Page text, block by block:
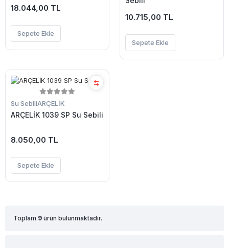
18.044,00 TL
Sepete Ekle
10.715,00 TL
Sepete Ekle
Su SebiliARÇELİK
ARÇELİK 1039 SP Su Sebili
8.050,00 TL
Sepete Ekle
Toplam 9 ürün bulunmaktadır.